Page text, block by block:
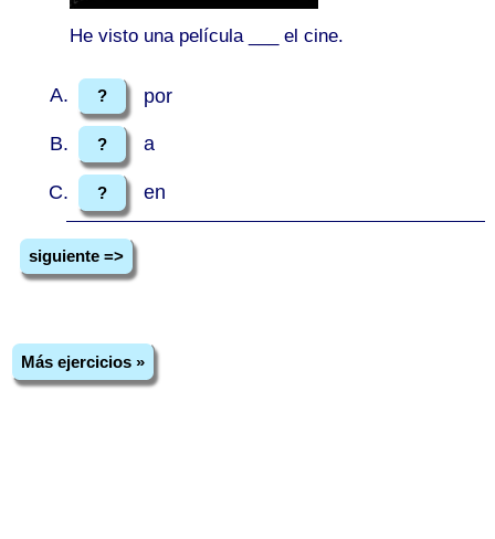
He visto una película ___ el cine.
? por
? a
? en
siguiente =>
Más ejercicios »